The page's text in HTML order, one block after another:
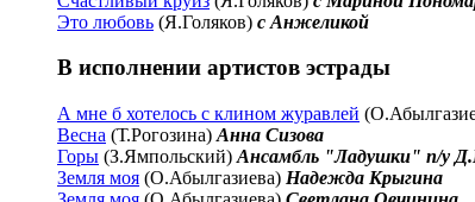
Это любовь (Я.Голяков) с Анжеликой
В исполнении артистов эстрады
А мне б хотелось с клином журавлей
Весна (Т.Рогозина) Анна Сизова
Горы (З.Ямпольский) Ансамбль "Ладушки" п/у
Земля моя (О.Абылгазиева) Надежда Крыгина